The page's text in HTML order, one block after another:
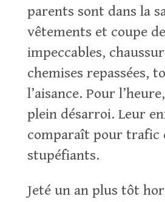
parents sont dans la
vêtements et coupe
impeccables,
chemises repassées,
l’aisance. Pour
plein désarroi. Leur
comparaît pour trafic
stupéfiants.
Jeté un an plus tôt